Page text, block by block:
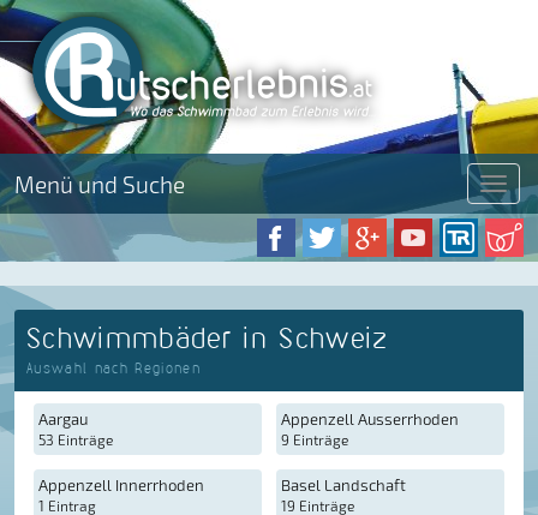
Menü und Suche Menü
Schwimmbäder in Schweiz
Auswahl nach Regionen
Aargau
53 Einträge
Appenzell Ausserrhoden
9 Einträge
Appenzell Innerrhoden
1 Eintrag
Basel Landschaft
19 Einträge